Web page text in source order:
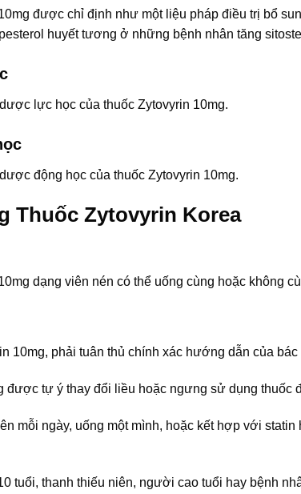
được chỉ định như một liệu pháp điều trị bổ
huyết tương ở những bệnh nhân tăng
lực học của thuốc Zytovyrin 10mg.
động học của thuốc Zytovyrin 10mg.
Thuốc Zytovyrin Korea
dạng viên nén có thể uống cùng hoặc không
10mg, phải tuân thủ chính xác hướng dẫn của bác
được tự ý thay đổi liều hoặc ngưng sử dụng thuốc
mỗi ngày, uống một mình, hoặc kết hợp với
tuổi, thanh thiếu niên, người cao tuổi hay bệnh